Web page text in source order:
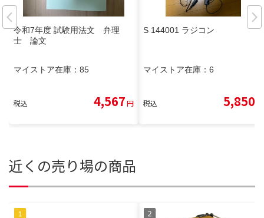
令和7年度 試験用法文 弁理
士 論文
マイストア在庫： 85
税込 4,567円
S 144001 ラジコン
マイストア在庫： 6
税込 5,850
近くの売り場の商品